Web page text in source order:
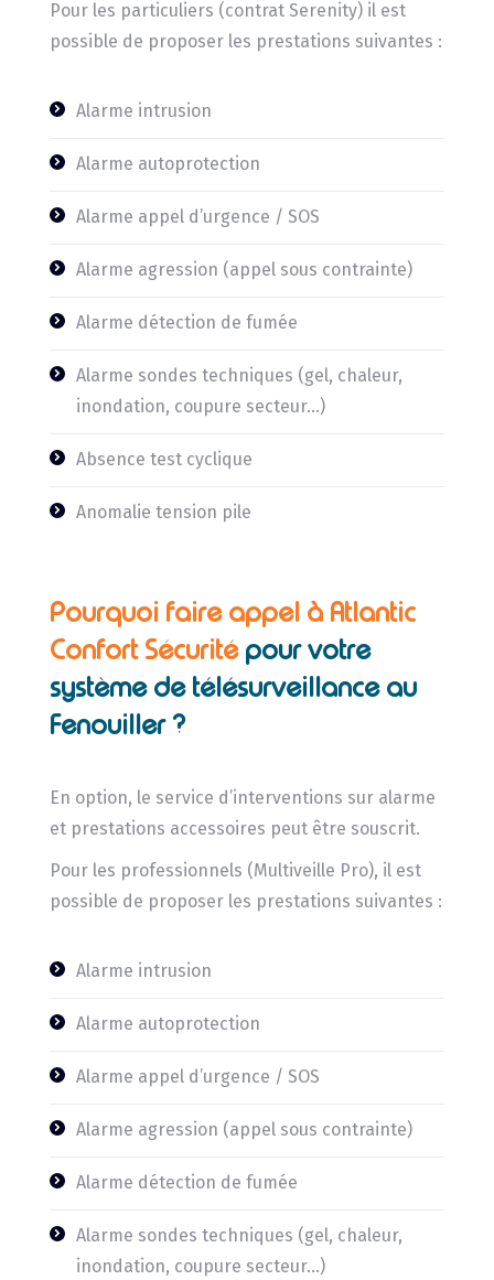
Pour les particuliers (contrat Serenity) il est
possible de proposer les prestations suivantes :
Alarme intrusion
Alarme autoprotection
Alarme appel d’urgence / SOS
Alarme agression (appel sous contrainte)
Alarme détection de fumée
Alarme sondes techniques (gel, chaleur,
inondation, coupure secteur…)
Absence test cyclique
Anomalie tension pile
Pourquoi faire appel à Atlantic
Confort Sécurité pour votre
système de télésurveillance au
Fenouiller ?
En option, le service d’interventions sur alarme
et prestations accessoires peut être souscrit.
Pour les professionnels (Multiveille Pro), il est
possible de proposer les prestations suivantes :
Alarme intrusion
Alarme autoprotection
Alarme appel d’urgence / SOS
Alarme agression (appel sous contrainte)
Alarme détection de fumée
Alarme sondes techniques (gel, chaleur,
inondation, coupure secteur…)